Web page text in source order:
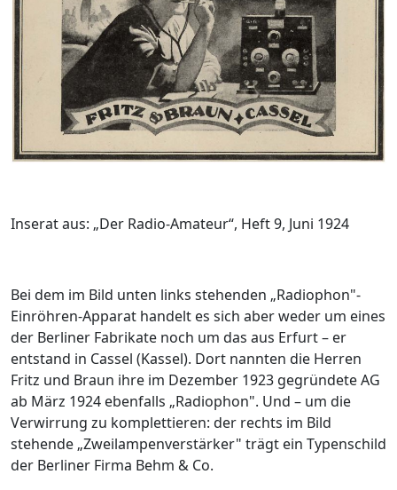
Inserat aus: „Der Radio-Amateur“, Heft 9, Juni 1924
Bei dem im Bild unten links stehenden „Radiophon"-
Einröhren-Apparat handelt es sich aber weder um eines
der Berliner Fabrikate noch um das aus Erfurt – er
entstand in Cassel (Kassel). Dort nannten die Herren
Fritz und Braun ihre im Dezember 1923 gegründete AG
ab März 1924 ebenfalls „Radiophon". Und – um die
Verwirrung zu komplettieren: der rechts im Bild
stehende „Zweilampenverstärker" trägt ein Typenschild
der Berliner Firma Behm & Co.